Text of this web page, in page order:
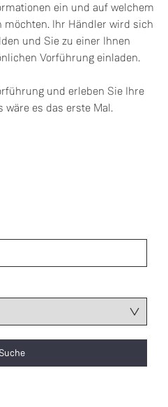
ein und auf welchem
möchten. Ihr Händler wird sich
und Sie zu einer Ihnen
Vorführung einladen.
und erleben Sie Ihre
wäre es das erste Mal.